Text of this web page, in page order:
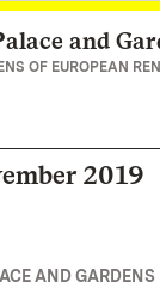
page and
OF EUROPEAN
2019
AND